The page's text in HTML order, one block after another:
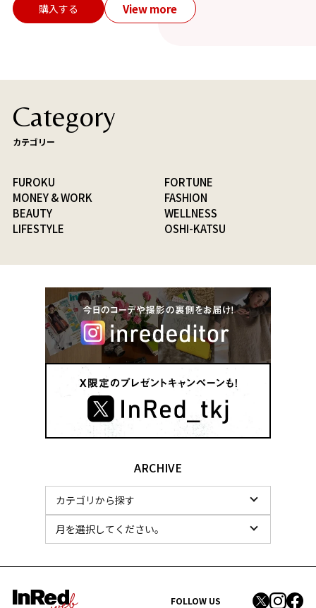
購入する View more
Category
カテゴリー
FUROKU
FORTUNE
MONEY & WORK
FASHION
BEAUTY
WELLNESS
LIFESTYLE
OSHI-KATSU
ARCHIVE
FOLLOW US